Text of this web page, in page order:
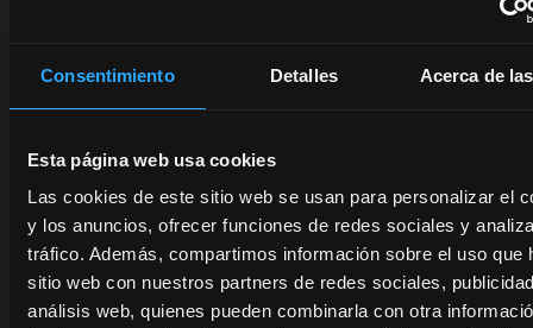
Consentimiento Detalles Acerca de
Esta página web usa cookies
Las cookies de este sitio web se usan para personalizar el
y los anuncios, ofrecer funciones de redes sociales y
tráfico. Además, compartimos información sobre el uso que
sitio web con nuestros partners de redes sociales,
análisis web, quienes pueden combinarla con otra
más
se abre en una pestaña nueva
Descubre
más
rendimiento.
más